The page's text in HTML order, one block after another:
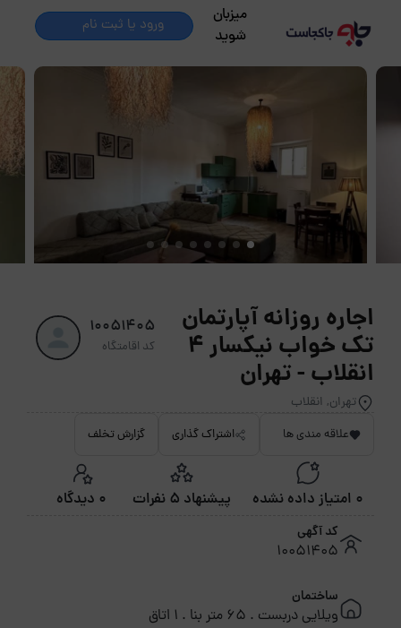
میزبان
شوید
ورود یا ثبت نام
اجاره روزانه آپارتمان
تک خواب نیکسار ۴
انقلاب - تهران
تهران, انقلاب
10051405
کد اقامتگاه
علاقه مندی ها اشتراک گذاری گزارش تخلف
0 امتیاز داده نشده پیشنهاد 5 نفرات 0 دیدگاه
کد آگهی
10051405
ساختمان
ویلایی دربست . 65 متر بنا . 1 اتاق